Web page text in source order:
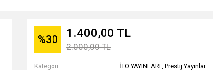
%30 1.400,00 TL
2.000,00 TL
Kategori İTO YAYINLARI , Prestij Yayınlar